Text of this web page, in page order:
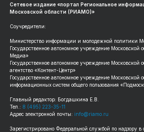
Сетевое издание «портал Региональное
Московской области (РИАМО)»
Соучредители:
Министерство информации и молодежной политики
Государственное автономное учреждение Московской
Медиа»
Государственное автономное учреждение Московской
агентство «Контент-Центр»
Государственное автономное учреждение Московской
информационных систем общего пользования
Главный редактор: Богдашкина Е.В.
Тел.: 8 (495) 223-35-11
Адрес электронной почты: info@riamo.ru
Зарегистрировано Федеральной службой по надзору в